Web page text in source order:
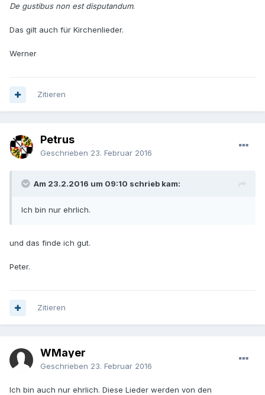
De gustibus non est disputandum.
Das gilt auch für Kirchenlieder.
Werner
Zitieren
Petrus
Geschrieben 23. Februar 2016
Am 23.2.2016 um 09:10 schrieb kam:
Ich bin nur ehrlich.
und das finde ich gut.
Peter.
Zitieren
WMayer
Geschrieben 23. Februar 2016
Ich bin auch nur ehrlich. Diese Lieder werden von den